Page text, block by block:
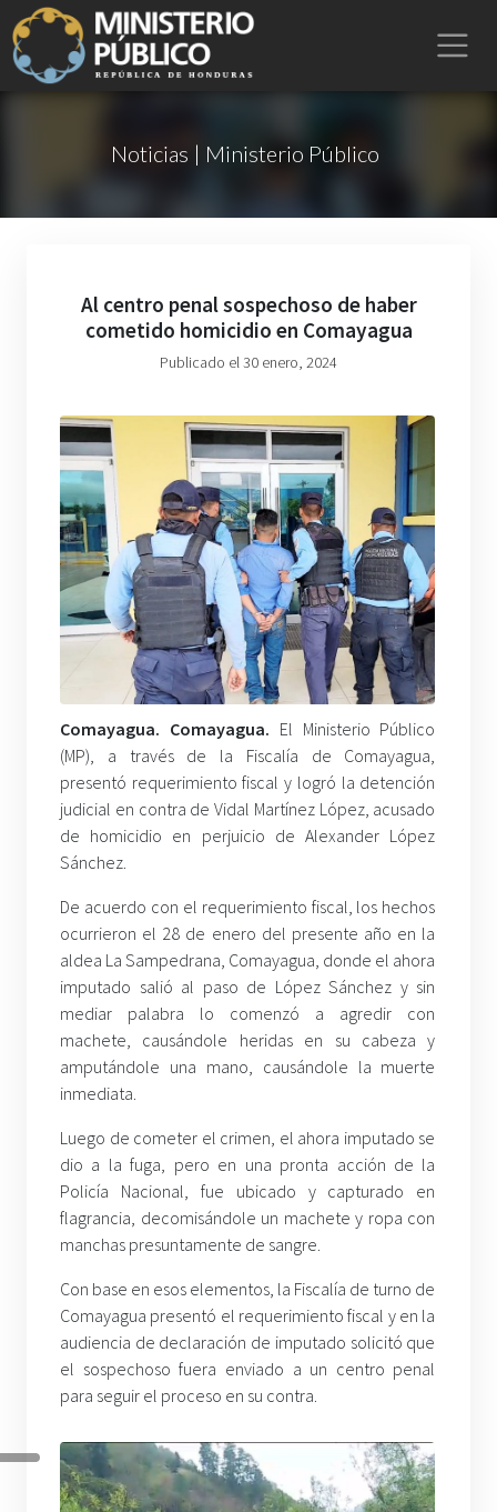
Noticias | Ministerio Público
Al centro penal sospechoso de haber
cometido homicidio en Comayagua
Publicado el 30 enero, 2024
Comayagua. Comayagua. El Ministerio Público
(MP), a través de la Fiscalía de Comayagua,
presentó requerimiento fiscal y logró la detención
judicial en contra de Vidal Martínez López, acusado
de homicidio en perjuicio de Alexander López
Sánchez.
De acuerdo con el requerimiento fiscal, los hechos
ocurrieron el 28 de enero del presente año en la
aldea La Sampedrana, Comayagua, donde el ahora
imputado salió al paso de López Sánchez y sin
mediar palabra lo comenzó a agredir con
machete, causándole heridas en su cabeza y
amputándole una mano, causándole la muerte
inmediata.
Luego de cometer el crimen, el ahora imputado se
dio a la fuga, pero en una pronta acción de la
Policía Nacional, fue ubicado y capturado en
flagrancia, decomisándole un machete y ropa con
manchas presuntamente de sangre.
Con base en esos elementos, la Fiscalía de turno de
Comayagua presentó el requerimiento fiscal y en la
audiencia de declaración de imputado solicitó que
el sospechoso fuera enviado a un centro penal
para seguir el proceso en su contra.